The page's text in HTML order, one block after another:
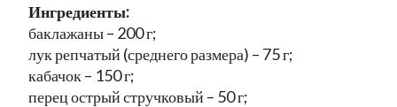
Ингредиенты:
баклажаны – 200 г;
лук репчатый (среднего размера) – 75 г;
кабачок – 150 г;
перец острый стручковый – 50 г;